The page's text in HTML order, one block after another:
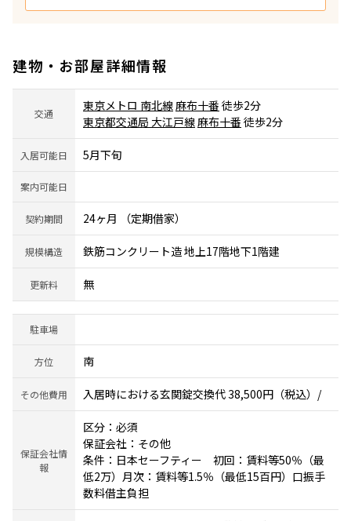
建物・お部屋詳細情報
交通
東京メトロ 南北線麻布十番 徒歩2分
東京都交通局 大江戸線麻布十番 徒歩2分
入居可能日 5月下旬
案内可能日
契約期間 24ヶ月 （定期借家）
規模構造 鉄筋コンクリート造 地上17階地下1階建
更新料 無
駐車場
方位 南
その他費用 入居時における玄関錠交換代 38,500円（税込）/
保証会社情
報
区分：必須
保証会社：その他
条件：日本セーフティー 初回：賃料等50％（最
低2万）月次：賃料等1.5％（最低15百円）口振手
数料借主負担